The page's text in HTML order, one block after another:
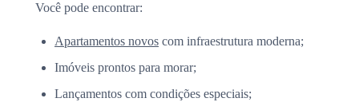
Você pode encontrar:
Apartamentos novos com infraestrutura moderna;
Imóveis prontos para morar;
Lançamentos com condições especiais;